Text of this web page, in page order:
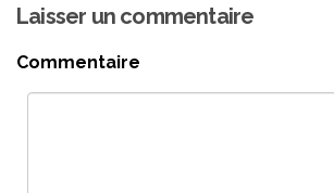
Laisser un commentaire
Commentaire